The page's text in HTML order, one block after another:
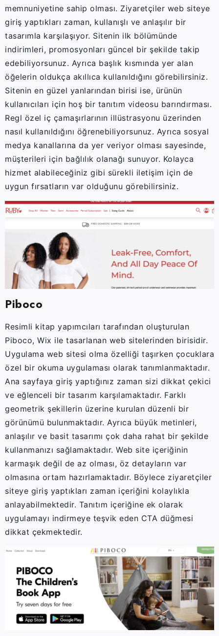
memnuniyetine sahip olması. Ziyaretçiler web siteye
giriş yaptıkları zaman, kullanışlı ve anlaşılır bir
tasarımla karşılaşıyor. Sitenin ilk bölümünde
indirimleri, promosyonları güncel bir şekilde takip
edebiliyorsunuz. Ayrıca başlık kısmında yer alan
öğelerin oldukça akıllıca kullanıldığını görebilirsiniz.
Sitenin en güzel yanlarından birisi ise, ürünün
kullanıcıları için hoş bir tanıtım videosu barındırması.
Regl özel iç çamaşırlarının illüstrasyonu üzerinden
nasıl kullanıldığını öğrenebiliyorsunuz. Ayrıca sosyal
medya kanallarına da yer veriyor olması sayesinde,
müşterileri için bağlılık olanağı sunuyor. Kolayca
hizmet alabileceğiniz gibi sürekli iletişim için de
uygun fırsatların var olduğunu görebilirsiniz.
Piboco
Resimli kitap yapımcıları tarafından oluşturulan
Piboco, Wix ile tasarlanan web sitelerinden birisidir.
Uygulama web sitesi olma özelliği taşırken çocuklara
özel bir okuma uygulaması olarak tanımlanmaktadır.
Ana sayfaya giriş yaptığınız zaman sizi dikkat çekici
ve eğlenceli bir tasarım karşılamaktadır. Farklı
geometrik şekillerin üzerine kurulan düzenli bir
görünümü bulunmaktadır. Ayrıca büyük metinleri,
anlaşılır ve basit tasarımı çok daha rahat bir şekilde
kullanmanızı sağlamaktadır. Web site içeriğinin
karmaşık değil de az olması, öz detayların var
olmasına ortam hazırlamaktadır. Böylece ziyaretçiler
siteye giriş yaptıkları zaman içeriğini kolaylıkla
anlayabilmektedir. Tanıtım içeriğine ek olarak
uygulamayı indirmeye teşvik eden CTA düğmesi
dikkat çekmektedir.